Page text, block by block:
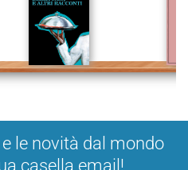
le novità dal mondo
casella email!